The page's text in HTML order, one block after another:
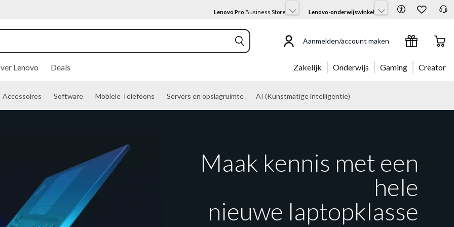
Lenovo Pro Business Store Lenovo-onderwijswinkel
Aanmelden/account maken
Lenovo Deals Zakelijk Onderwijs Gaming Creator
Accessoires Software Mobiele Telefoons Servers en opslagruimte AI (Kunstmatige intelligentie)
Maak kennis met een
hele
nieuwe laptopklasse